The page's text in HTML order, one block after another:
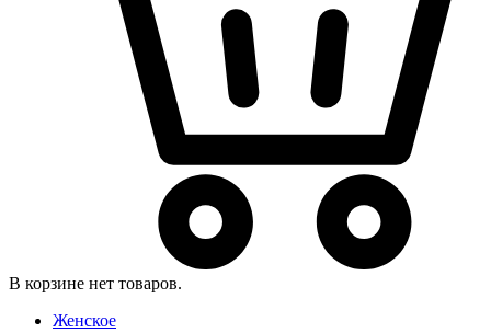
В корзине нет товаров.
Женское